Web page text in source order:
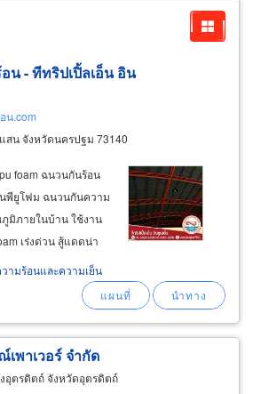
- ทีทริปเปิ้ลเอ็น อิน
น.com
สน จังหวัดนครปฐม 73140
foam ฉนวนกันร้อน
พียูโฟม ฉนวนกันความ
มิภายในบ้าน ใช้งาน
เร่งด่วน สู้แดดน่า
อน และภาวะฮีทส
โรงงาน ให้เย็นสบาย
ามร้อนและความเย็น
พาเวอร์ จำกัด
อุตรดิตถ์ จังหวัดอุตรดิตถ์